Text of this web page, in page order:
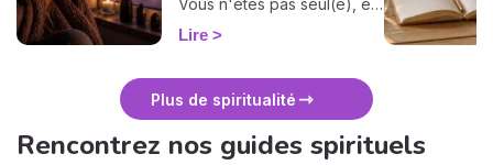
Vous n'êtes pas seul(e), et
surtout : ça se traverse en
douceur. Voici 7 gestes
vous protéger
énergétiquement et
intérieur. 🛡️🌒
Lire
Plus de spiritualité
Rencontrez nos guides spirituels